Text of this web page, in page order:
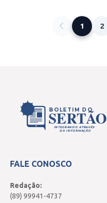
1 2
BOLETIM DO
SERTÃO
INTEGRANDO ATRAVÉS
DA INFORMAÇÃO
FALE CONOSCO
Redação:
(89) 99941-4737